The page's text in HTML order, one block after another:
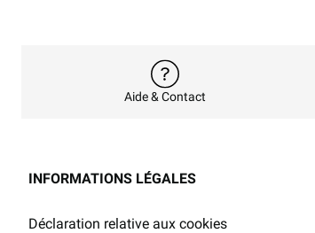
Aide & Contact
INFORMATIONS LÉGALES
Déclaration relative aux cookies